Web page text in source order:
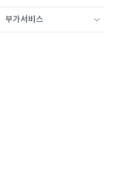
부가서비스